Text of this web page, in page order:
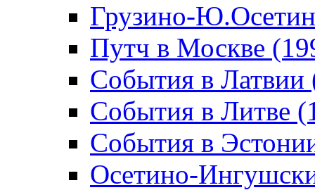
Грузино-
Путч в Москве
События в Латвии
События в Литве
События в
Осетино-